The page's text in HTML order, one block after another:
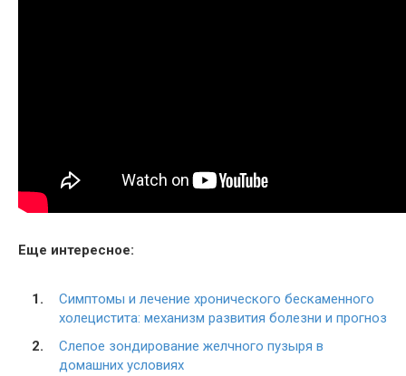
Еще интересное:
Симптомы и лечение хронического бескаменного
холецистита: механизм развития болезни и прогноз
Слепое зондирование желчного пузыря в
домашних условиях